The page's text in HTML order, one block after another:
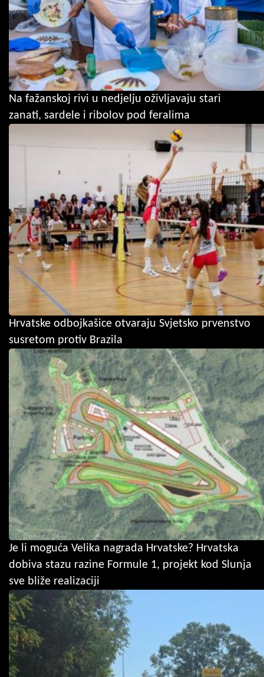
Na fažanskoj rivi u nedjelju oživljavaju stari
zanati, sardele i ribolov pod feralima
Hrvatske odbojkašice otvaraju Svjetsko prvenstvo
susretom protiv Brazila
Je li moguća Velika nagrada Hrvatske? Hrvatska
dobiva stazu razine Formule 1, projekt kod Slunja
sve bliže realizaciji